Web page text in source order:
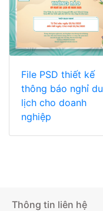
File PSD thiết kế
thông báo nghỉ du
lịch cho doanh
nghiệp
Thông tin liên hệ